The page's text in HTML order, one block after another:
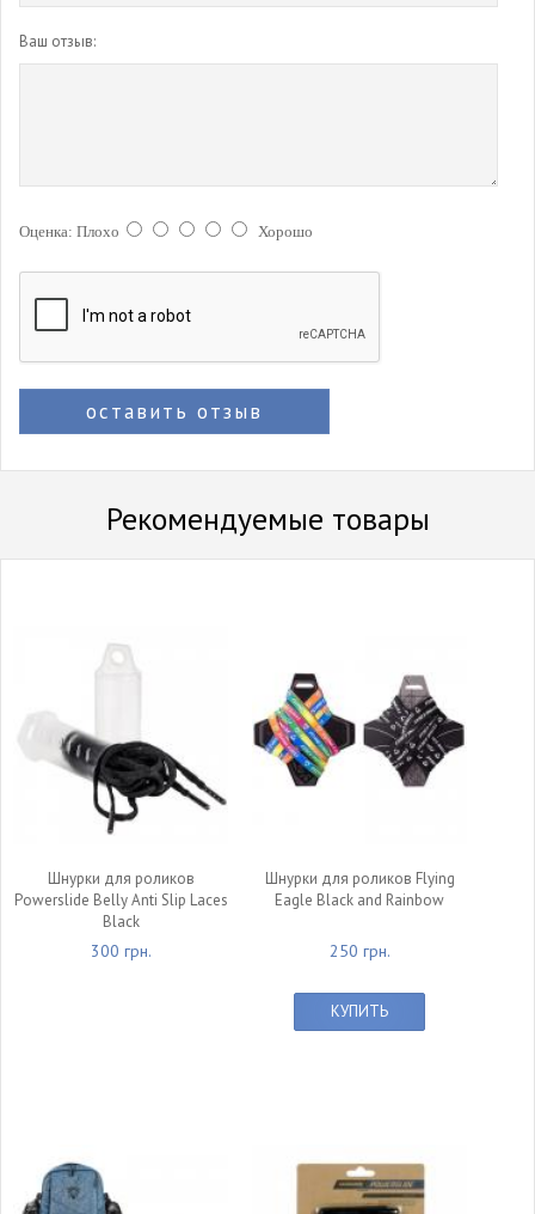
Ваш отзыв:
Оценка: Плохо Хорошо
оставить отзыв
Рекомендуемые товары
Шнурки для роликов
Powerslide Belly Anti Slip Laces
Black
300 грн.
Шнурки для роликов Flying
Eagle Black and Rainbow
250 грн.
КУПИТЬ